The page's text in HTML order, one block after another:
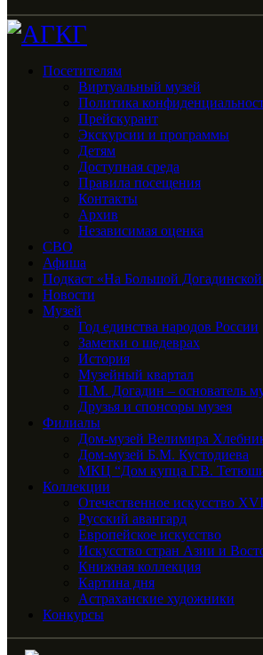
Посетителям
Виртуальный музей
Политика
Прейскурант
Экскурсии и программы
Детям
Доступная среда
Правила посещения
Контакты
Архив
Независимая оценка
СВО
Афиша
Подкаст «На Большой
Новости
Музей
Год единства народов России
Заметки о шедеврах
История
Музейный квартал
П.М. Догадин – основатель
Друзья и спонсоры музея
Филиалы
Дом-музей Велимира
Дом-музей Б.М. Кустодиева
МКЦ “Дом купца Г.В.
Коллекции
Отечественное искусство
Русский авангард
Европейское искусство
Искусство стран Азии и
Книжная коллекция
Картина дня
Астраханские художники
Конкурсы